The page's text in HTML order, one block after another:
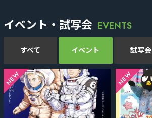
KYT news every かごしま
かごしまソロ活
It推しTV
番組表を見る
イベント・試写会 EVENTS
すべて イベント 試写会
NEW NEW